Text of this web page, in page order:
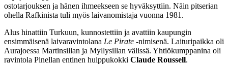
ostotarjouksen ja hänen ihmeekseen se hyväksyttiin. Näin pitserian
ohella Rafkinista tuli myös laivanomistaja vuonna 1981.
Alus hinattiin Turkuun, kunnostettiin ja avattiin kaupungin
ensimmäisenä laivaravintolana Le Pirate -nimisenä. Laituripaikka oli
Aurajoessa Martinsillan ja Myllysillan välissä. Yhtiökumppanina oli
ravintola Pinellan entinen huippukokki Claude Roussell.